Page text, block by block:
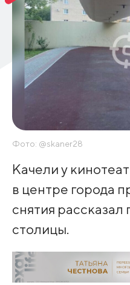
Фото: @skaner28
Качели у
в центре города
снятия рассказал
столицы.